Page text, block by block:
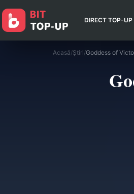
DIRECT TOP-UP
Acasă/Știri/